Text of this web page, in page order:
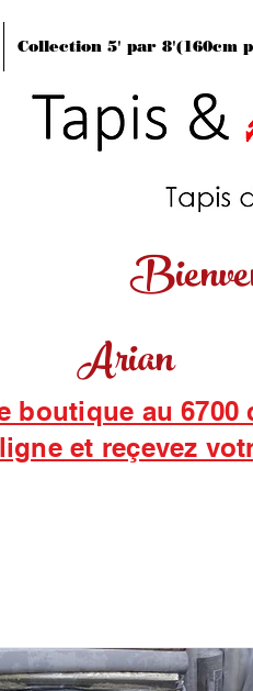
Collection 5' par 8'(160cm
Arian
boutique au 6700
et reçevez